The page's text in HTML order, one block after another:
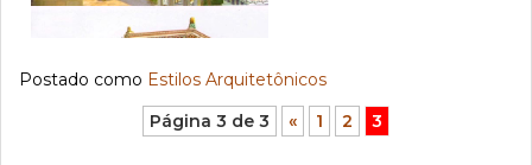
Postado como Estilos Arquitetônicos
Página 3 de 3
« 1 2 3